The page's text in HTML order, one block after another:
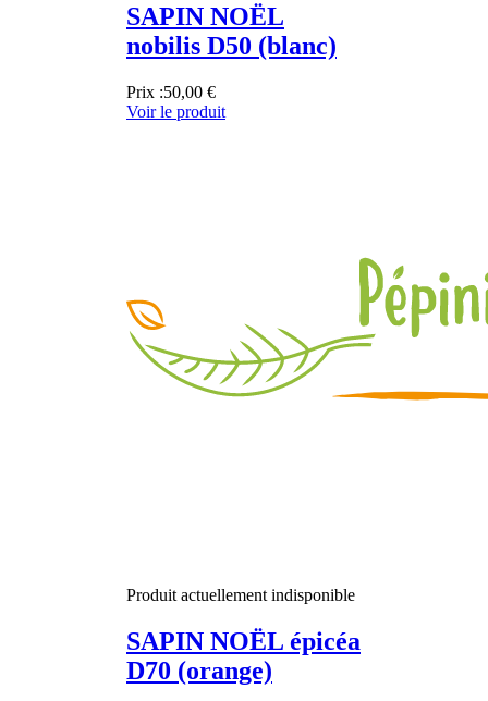
SAPIN NOËL
nobilis D50 (blanc)
Prix :50,00 €
Voir le produit
Produit actuellement indisponible
SAPIN NOËL épicéa
D70 (orange)